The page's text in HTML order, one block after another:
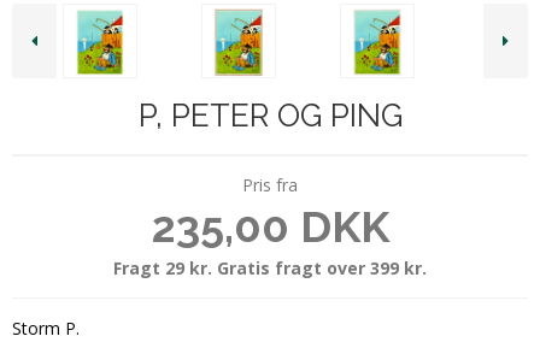
P, PETER OG PING
Pris fra
235,00 DKK
Fragt 29 kr. Gratis fragt over 399 kr.
Storm P.